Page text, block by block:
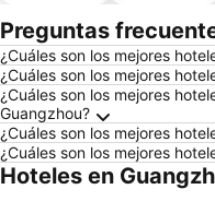
Preguntas
¿Cuáles son los mejores
¿Cuáles son los mejores
¿Cuáles son los mejores
Guangzhou?
¿Cuáles son los mejores
¿Cuáles son los mejores
Hoteles en